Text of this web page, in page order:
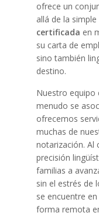
ofrece un
allá de la
certificada en
su carta de
sino también
destino.
Nuestro equipo
menudo se
ofrecemos
muchas de
notarización. Al
precisión
familias a
sin el estrés de
se encuentre
forma remota